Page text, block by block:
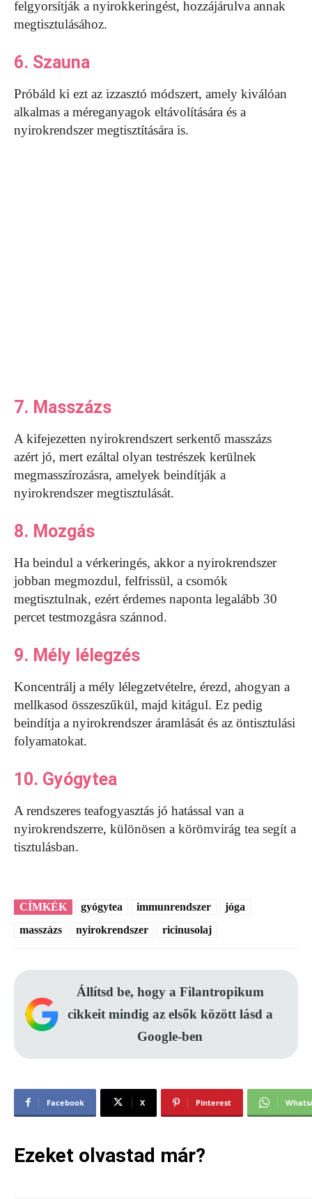
felgyorsítják a nyirokkeringést, hozzájárulva annak
megtisztulásához.
6. Szauna
Próbáld ki ezt az izzasztó módszert, amely kiválóan
alkalmas a méreganyagok eltávolítására és a
nyirokrendszer megtisztítására is.
7. Masszázs
A kifejezetten nyirokrendszert serkentő masszázs
azért jó, mert ezáltal olyan testrészek kerülnek
megmasszírozásra, amelyek beindítják a
nyirokrendszer megtisztulását.
8. Mozgás
Ha beindul a vérkeringés, akkor a nyirokrendszer
jobban megmozdul, felfrissül, a csomók
megtisztulnak, ezért érdemes naponta legalább 30
percet testmozgásra szánnod.
9. Mély lélegzés
Koncentrálj a mély lélegzetvételre, érezd, ahogyan a
mellkasod összeszűkül, majd kitágul. Ez pedig
beindítja a nyirokrendszer áramlását és az öntisztulási
folyamatokat.
10. Gyógytea
A rendszeres teafogyasztás jó hatással van a
nyirokrendszerre, különösen a körömvirág tea segít a
tisztulásban.
CÍMKÉK gyógytea immunrendszer
jóga
masszázs
nyirokrendszer ricinusolaj
Állítsd be, hogy a Filantropikum
cikkeit mindig az elsők között lásd a
Google-ben
Facebook X Pinterest
Ezeket olvastad már?